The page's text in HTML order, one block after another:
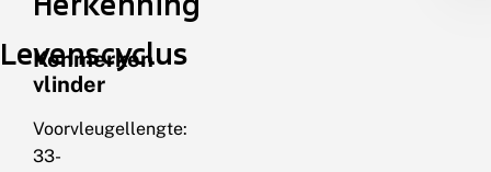
Levenscyclus
Kenmerken
vlinder
Voorvleugellengte:
33-